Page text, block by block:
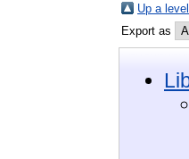
Up a level
Export as